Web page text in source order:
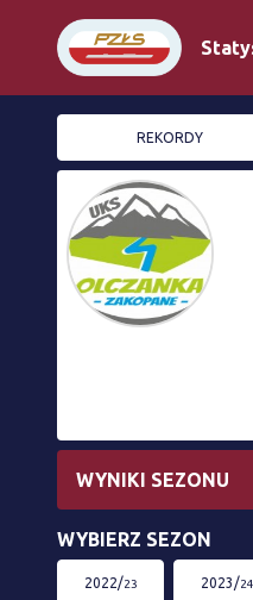
REKORDY
WYNIKI SEZONU
WYBIERZ SEZON
2022/23 2023/24